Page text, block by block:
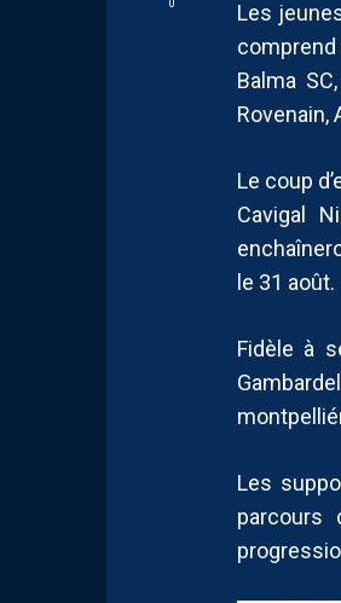
0
Les
Balma
Rovenain,
Le coup
Cavigal
le 31 août.
Fidèle à
Les
parcours